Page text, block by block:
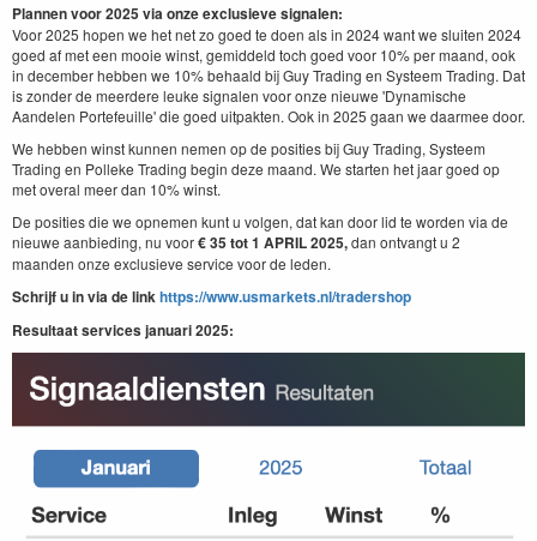
Plannen voor 2025 via onze exclusieve signalen:
Voor 2025 hopen we het net zo goed te doen als in 2024 want we sluiten 2024
goed af met een mooie winst, gemiddeld toch goed voor 10% per maand, ook
in december hebben we 10% behaald bij Guy Trading en Systeem Trading. Dat
is zonder de meerdere leuke signalen voor onze nieuwe 'Dynamische
Aandelen Portefeuille' die goed uitpakten. Ook in 2025 gaan we daarmee door.
We hebben winst kunnen nemen op de posities bij Guy Trading, Systeem
Trading en Polleke Trading begin deze maand. We starten het jaar goed op
met overal meer dan 10% winst.
De posities die we opnemen kunt u volgen, dat kan door lid te worden via de
nieuwe aanbieding, nu voor€ 35 tot 1 APRIL2025,dan ontvangt u 2
maanden onze exclusieve service voor de leden.
Schrijf u in via de linkhttps://www.usmarkets.nl/tradershop
Resultaat services januari 2025: